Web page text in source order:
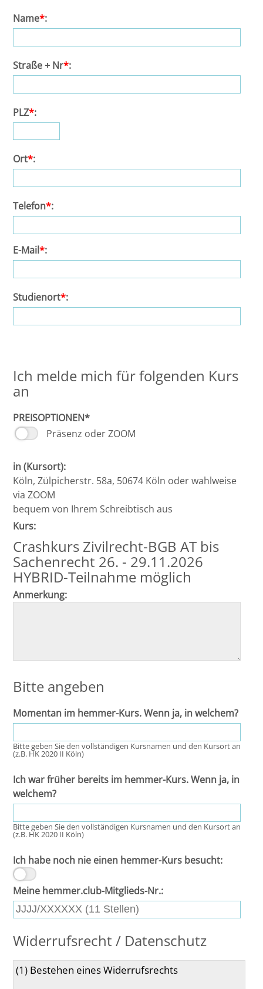
Name*:
Straße + Nr*:
PLZ*:
Ort*:
Telefon*:
E-Mail*:
Studienort*:
Ich melde mich für folgenden Kurs
an
PREISOPTIONEN*
Präsenz oder ZOOM
in (Kursort):
Köln, Zülpicherstr. 58a, 50674 Köln oder wahlweise
via ZOOM
bequem von Ihrem Schreibtisch aus
Kurs:
Crashkurs Zivilrecht-BGB AT bis
Sachenrecht 26. - 29.11.2026
HYBRID-Teilnahme möglich
Anmerkung:
Bitte angeben
Momentan im hemmer-Kurs. Wenn ja, in welchem?
Bitte geben Sie den vollständigen Kursnamen und den Kursort an
(z.B. HK 2020 II Köln)
Ich war früher bereits im hemmer-Kurs. Wenn ja, in
welchem?
Bitte geben Sie den vollständigen Kursnamen und den Kursort an
(z.B. HK 2020 II Köln)
Ich habe noch nie einen hemmer-Kurs besucht:
Meine hemmer.club-Mitglieds-Nr.:
Widerrufsrecht / Datenschutz
Bremen
Frankfurt/Main
Frankfurt/O.
Freiburg
Gießen
Greifswald
Göttingen
Halle
Heidelberg
Jena
Kiel
Konstanz
Köln
Leipzig
Lüneburg
Mainz
München
Münster
Osnabrück
Potsdam
Regensburg
Rostock
Saarbrücken
Trier